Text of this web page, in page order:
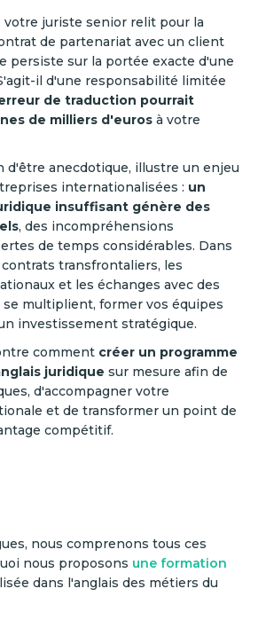
votre juriste senior relit pour la
de partenariat avec un client
persiste sur la portée exacte d'une
il d'une responsabilité limitée
de traduction pourrait
de milliers d'euros à votre
d'être anecdotique, illustre un enjeu
internationalisées : un
insuffisant génère des
, des incompréhensions
de temps considérables. Dans
transfrontaliers, les
et les échanges avec des
multiplient, former vos équipes
investissement stratégique.
comment créer un programme
juridique sur mesure afin de
d'accompagner votre
et de transformer un point de
compétitif.
nous comprenons tous ces
nous proposons une formation
dans l'anglais des métiers du